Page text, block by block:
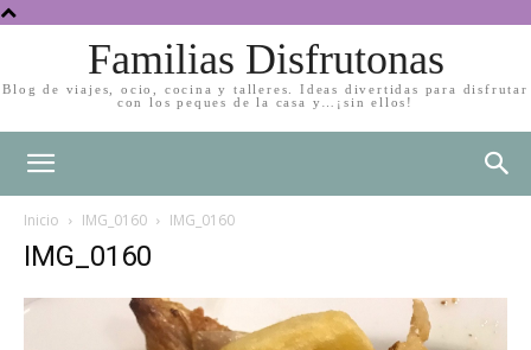
Familias Disfrutonas
Blog de viajes, ocio, cocina y talleres. Ideas divertidas para disfrutar
con los peques de la casa y…¡sin ellos!
Inicio IMG_0160 IMG_0160
IMG_0160